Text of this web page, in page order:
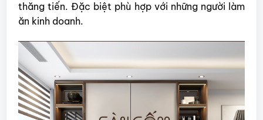
thăng tiến. Đặc biệt phù hợp với những người làm
ăn kinh doanh.